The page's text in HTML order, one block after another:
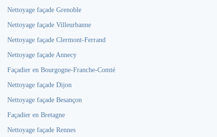
Nettoyage façade Grenoble
Nettoyage façade Villeurbanne
Nettoyage façade Clermont-Ferrand
Nettoyage façade Annecy
Façadier en Bourgogne-Franche-Comté
Nettoyage façade Dijon
Nettoyage façade Besançon
Façadier en Bretagne
Nettoyage façade Rennes